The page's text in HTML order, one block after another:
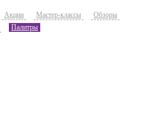
Акции Мастер-классы
Обзоры
Палитры